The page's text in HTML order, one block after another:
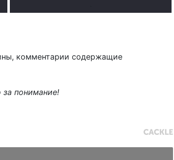
комментарии содержащие
за понимание!